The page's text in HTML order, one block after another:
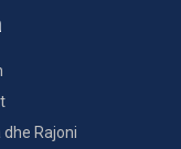
dhe Rajoni